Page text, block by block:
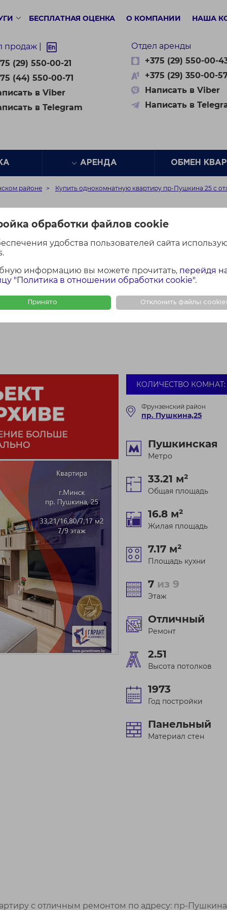
обработки файлов cookie
удобства пользователей сайта
информацию вы можете прочитать, перейдя
"Политика в отношении обработки cookie".
Принято Отклонить файлы
БЕСПЛАТНАЯ ОЦЕНКА О КОМПАНИИ НАША
продаж |
(29) 550-00-21
(44) 550-00-71
в Viber
в Telegram
Отдел аренды
+375 (29) 550-00-
+375 (29) 350-00-
Написать в Viber
Написать в
АРЕНДА ОБМЕН
районе Купить однокомнатную квартиру пр-Пушкина 25 с
квартиру пр-
КОЛИЧЕСТВО КОМНАТ:
Фрунзенский район
пр. Пушкина,25
Пушкинская
Метро
33.21 м²
Общая площадь
16.8 м²
Жилая площадь
7.17 м²
Площадь кухни
7 из 9
Этаж
Отличный
Ремонт
2.51
Высота потолков
1973
Год постройки
Панельный
Материал стен
с отличным ремонтом по адресу: пр-Пушкина